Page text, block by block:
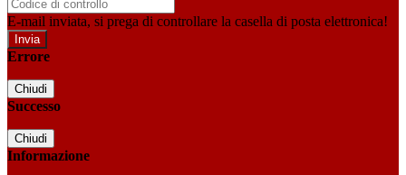
E-mail inviata, si prega di controllare la casella di posta elettronica!
Errore
Chiudi
Successo
Chiudi
Informazione